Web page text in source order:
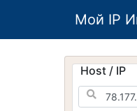
Мой IP
Host / IP